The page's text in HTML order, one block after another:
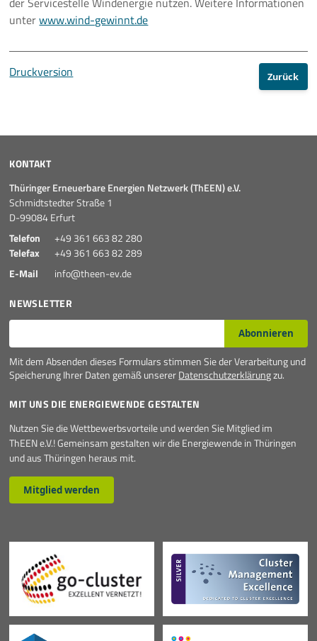
unterwww.wind-gewinnt.de
Druckversion Zurück
KONTAKT
Thüringer Erneuerbare Energien Netzwerk (ThEEN) e.V.
Schmidtstedter Straße 1
D-99084 Erfurt
Telefon
+49 361 663 82 280
Telefax
+49 361 663 82 289
E-Mail
info@theen-ev.de
NEWSLETTER
E-Mail* Abonnieren
Mit dem Absenden dieses Formulars stimmen Sie der Verarbeitung und
Speicherung Ihrer Daten gemäß unsererDatenschutzerklärungzu.
MIT UNS DIE ENERGIEWENDE GESTALTEN
Nutzen Sie die Wettbewerbsvorteile und werden Sie Mitglied im
ThEEN e.V.! Gemeinsam gestalten wir die Energiewende in Thüringen
und aus Thüringen heraus mit.
Mitglied werden